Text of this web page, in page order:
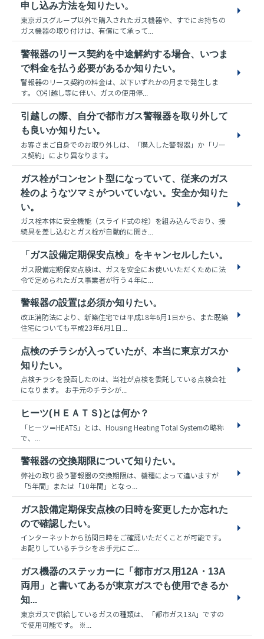
申し込み方法を知りたい。
東京ガスグループ以外で購入されたガス機器や、すでにお持ちの
ガス機器の取り付けは、有償にて承って...
警報器のリース契約を中途解約する場合、いつま
で料金を払う必要があるか知りたい。
警報器のリース契約の料金は、以下いずれかの月まで発生しま
す。 ①引越し等に伴い、ガスの使用停...
引越しの際、自分で都市ガス警報器を取り外して
も良いか知りたい。
お客さまご自身でのお取り外しは、「購入した警報器」か「リー
ス契約」により異なります。
ガス栓がコンセント型になっていて、従来のガス
栓のようなツマミがついていない。安全か知りた
い。
ガス栓本体に安全機能（スライド式の栓）を組み込んでおり、接
続具を差し込むとガス栓が自動的に開き...
「ガス設備定期保安点検」をキャンセルしたい。
ガス設備定期保安点検は、ガスを安全にお使いいただくために法
令で定められたガス事業者が行う４年に...
警報器の設置は必須か知りたい。
改正消防法により、新築住宅では平成18年6月1日から、また既築
住宅についても平成23年6月1日...
点検のチラシが入っていたが、本当に東京ガスか
知りたい。
点検チラシを投函したのは、当社が点検を委託している点検会社
になります。 お手元のチラシが...
ヒーツ(ＨＥＡＴＳ)とは何か？
「ヒーツ＝HEATS」とは、Housing Heating Total Systemの略称
で、...
警報器の交換期限について知りたい。
弊社の取り扱う警報器の交換期限は、機種によって違いますが
「5年間」または「10年間」となっ...
ガス設備定期保安点検の日時を変更したか忘れた
ので確認したい。
インターネットから訪問日時をご確認いただくことが可能です。
お配りしているチラシをお手元にご...
ガス機器のステッカーに「都市ガス用12A・13A
両用」と書いてあるが東京ガスでも使用できるか
知...
東京ガスで供給しているガスの種類は、「都市ガス13A」ですの
で使用可能です。 ※...